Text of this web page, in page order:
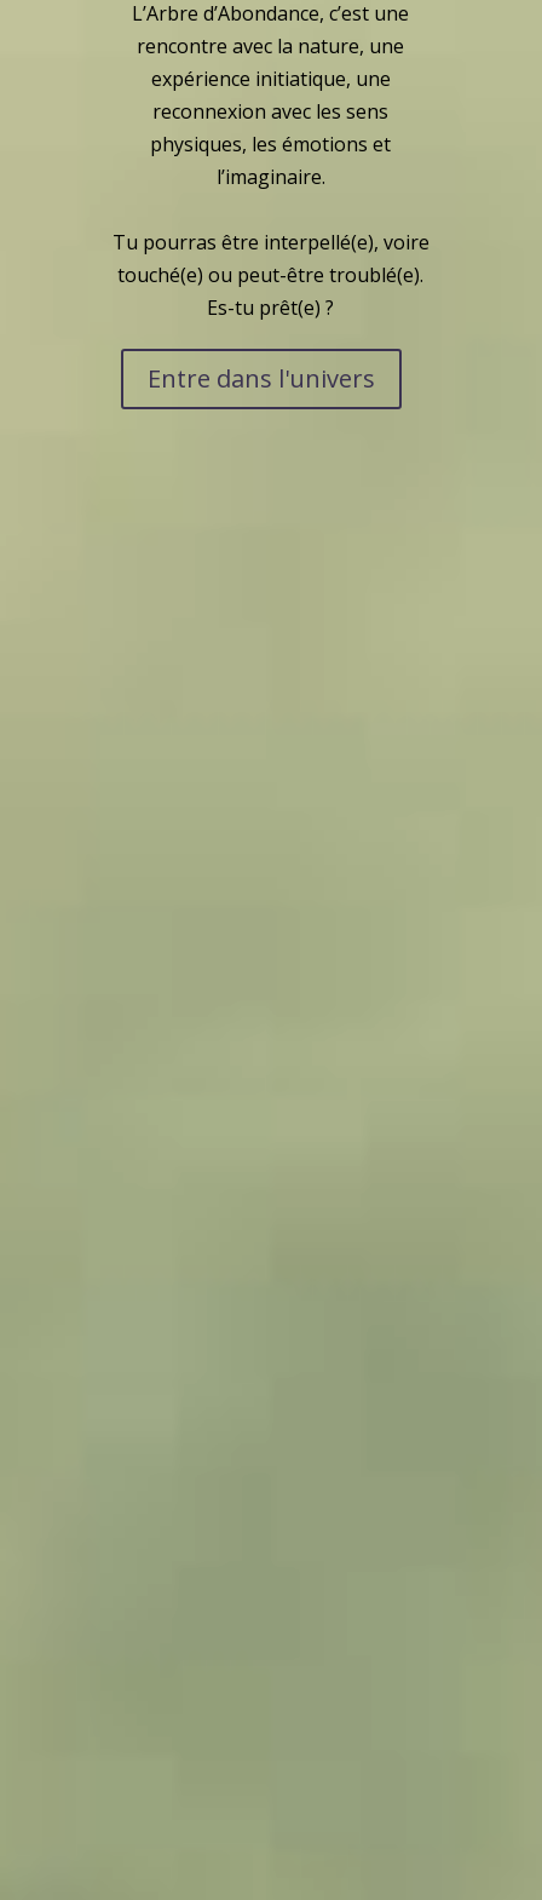
L’Arbre d’Abondance, c’est une
rencontre avec la nature, une
expérience initiatique, une
reconnexion avec les sens
physiques, les émotions et
l’imaginaire.
Tu pourras être interpellé(e), voire
touché(e) ou peut-être troublé(e).
Es-tu prêt(e) ?
Entre dans l'univers